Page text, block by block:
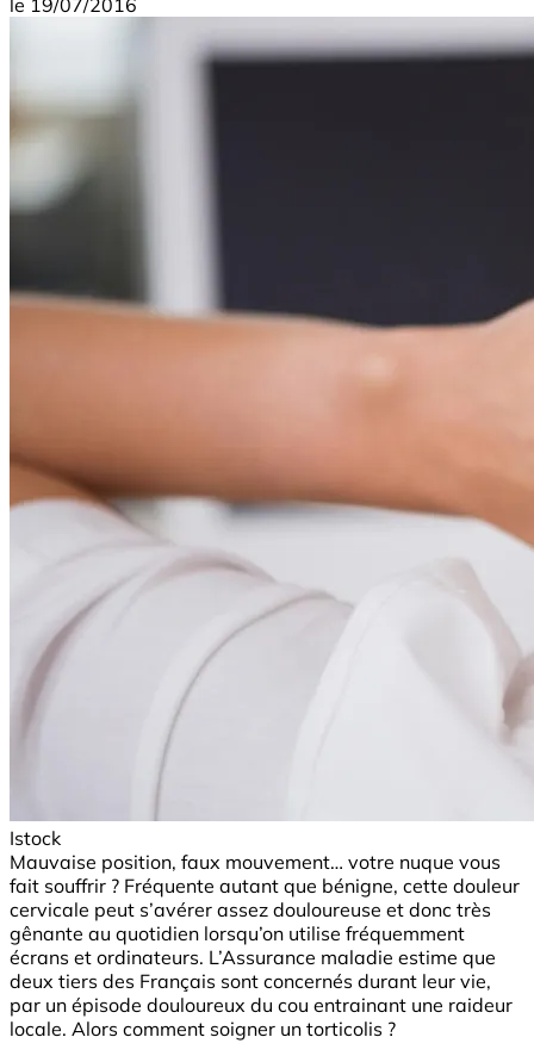
Istock
Mauvaise position, faux mouvement… votre nuque vous
fait souffrir ? Fréquente autant que bénigne, cette douleur
cervicale peut s’avérer assez douloureuse et donc très
gênante au quotidien lorsqu’on utilise fréquemment
écrans et ordinateurs. L’Assurance maladie estime que
deux tiers des Français sont concernés durant leur vie,
par un épisode douloureux du cou entrainant une raideur
locale. Alors comment soigner un torticolis ?